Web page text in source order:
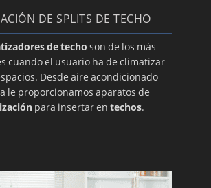
del termostato de su aire
su aire Toshiba
de todas las marcas de aire
a medida para su aire
DE SPLITS DE TECHO
de techo son de los más
cuando el usuario ha de climatizar
Desde aire acondicionado
le proporcionamos aparatos de
para insertar en techos.